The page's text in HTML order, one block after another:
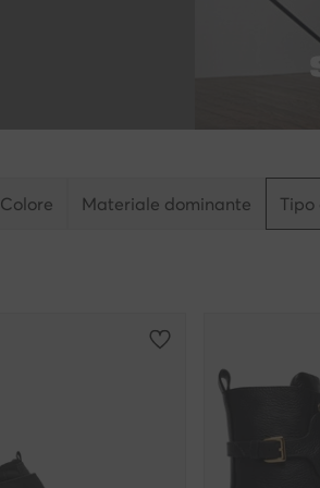
Colore Materiale dominante